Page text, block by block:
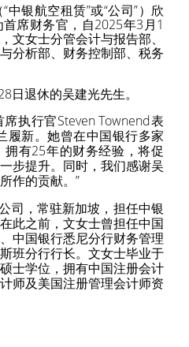
“中银航空租赁”或“公司”）欣
席财务官，自2025年3月1
文女士分管会计与报告部、
分析部、财务控制部、税务
日退休的吴建光先生。
席执行官Steven Townend表
履新。她曾在中国银行多家
拥有25年的财务经验，将促
步提升。同时，我们感谢吴
作的贡献。 ”
司，常驻新加坡，担任中银
此之前，文女士曾担任中国
中国银行悉尼分行财务管理
班分行行长。文女士毕业于
士学位，拥有中国注册会计
师及美国注册管理会计师资